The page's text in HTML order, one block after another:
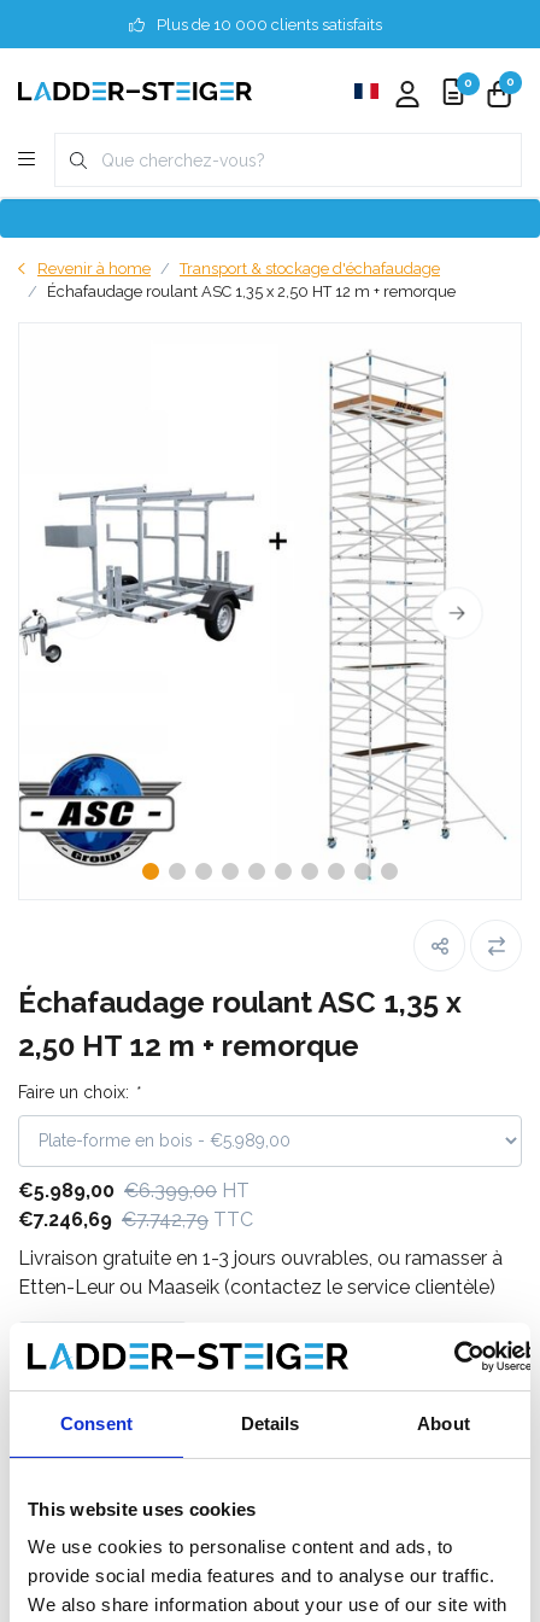
Consent Details About
This website uses cookies
We use cookies to personalise content and ads, to
provide social media features and to analyse our traffic.
We also share information about your use of our site with
Plus de 10 000 clients satisfaits
0 0
Revenir à home
Transport & stockage d'échafaudage
Échafaudage roulant ASC 1,35 x 2,50 HT 12 m + remorque
Échafaudage roulant ASC 1,35 x
2,50 HT 12 m + remorque
Faire un choix: *
€5.989,00 €6.399,00 HT
€7.246,69 €7.742,79 TTC
Livraison gratuite en 1-3 jours ouvrables, ou ramasser à
Etten-Leur ou Maaseik (contactez le service clientèle)
Ajouter au panier
Enregistrer comme favori